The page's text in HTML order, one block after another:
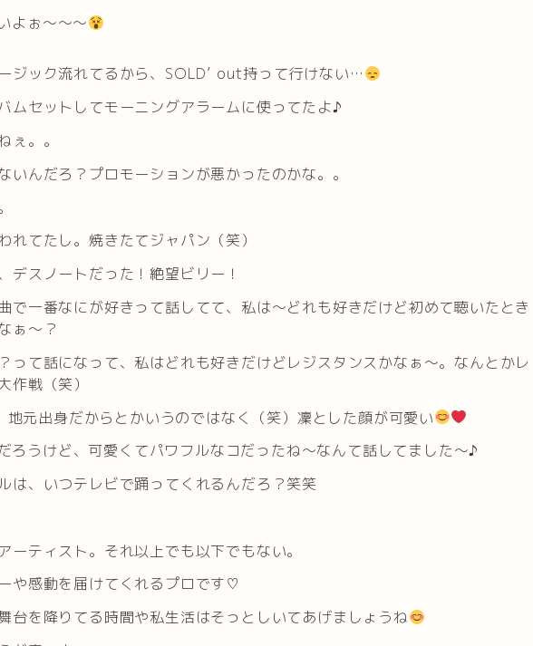
よぉ〜〜〜
ジック流れてるから、SOLD’ out持って行けない…
ムセットしてモーニングアラームに使ってたよ♪
ぇ。。
いんだろ？プロモーションが悪かったのかな。。
れてたし。焼きたてジャパン（笑）
デスノートだった！絶望ビリー！
で一番なにが好きって話してて、私は〜どれも好きだけど初めて聴いたとき
ぁ〜？
って話になって、私はどれも好きだけどレジスタンスかなぁ〜。なんとかレ
作戦（笑）
元出身だからとかいうのではなく（笑）凜とした顔が可愛い
ろうけど、可愛くてパワフルなコだったね〜なんて話してました〜♪
は、いつテレビで踊ってくれるんだろ？笑笑
ーティスト。それ以上でも以下でもない。
や感動を届けてくれるプロです♡
台を降りてる時間や私生活はそっとしいてあげましょうね